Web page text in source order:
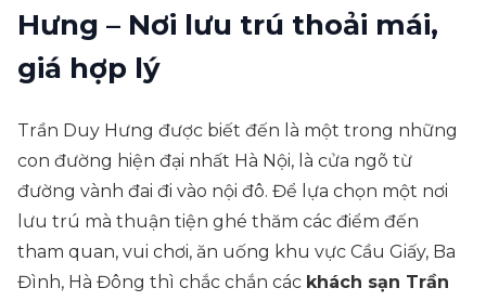
Hưng – Nơi lưu trú thoải mái,
giá hợp lý
Trần Duy Hưng được biết đến là một trong những
con đường hiện đại nhất Hà Nội, là cửa ngõ từ
đường vành đai đi vào nội đô. Để lựa chọn một nơi
lưu trú mà thuận tiện ghé thăm các điểm đến
tham quan, vui chơi, ăn uống khu vực Cầu Giấy, Ba
Đình, Hà Đông thì chắc chắn các khách sạn Trần